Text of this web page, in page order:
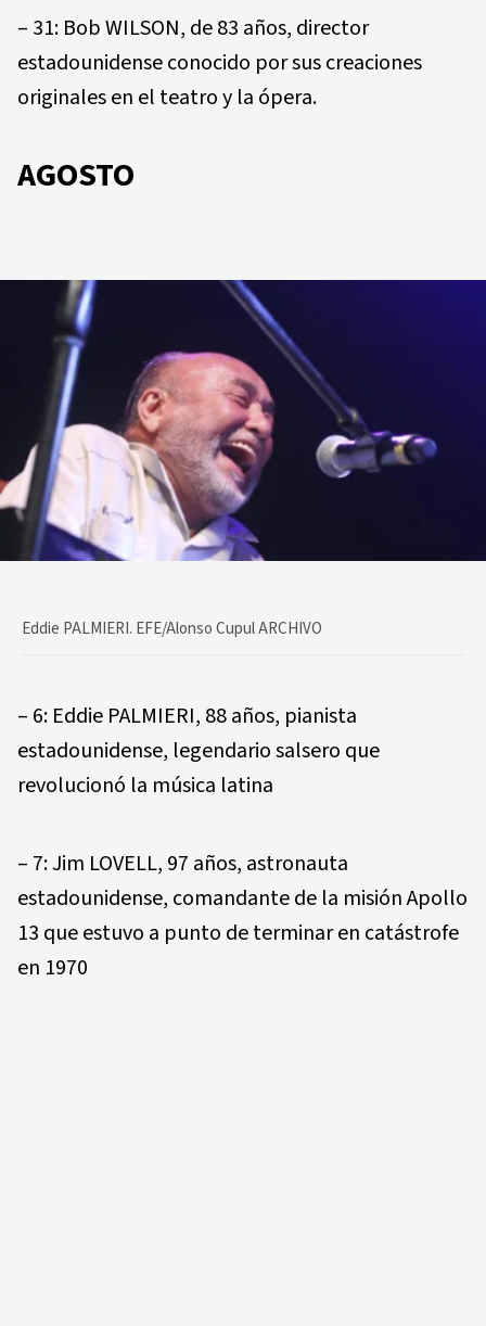
– 31: Bob WILSON, de 83 años, director
estadounidense conocido por sus creaciones
originales en el teatro y la ópera.
AGOSTO
Eddie PALMIERI. EFE/Alonso Cupul ARCHIVO
– 6: Eddie PALMIERI, 88 años, pianista
estadounidense, legendario salsero que
revolucionó la música latina
– 7: Jim LOVELL, 97 años, astronauta
estadounidense, comandante de la misión Apollo
13 que estuvo a punto de terminar en catástrofe
en 1970